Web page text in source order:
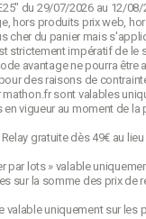
du 29/07/2026 au 12/
hors produits prix web,
cher du panier mais
strictement impératif de
avantage ne pourra être
des raisons de
sont valables
en vigueur au moment de
gratuite dès 49€ au
par lots » valable
sur la somme des prix de
valable uniquement sur